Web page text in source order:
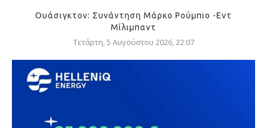
Ουάσιγκτον: Συνάντηση Μάρκο Ρούμπιο -Εντ
Μίλιμπαντ
Τετάρτη, 5 Αυγούστου 2026, 22:07